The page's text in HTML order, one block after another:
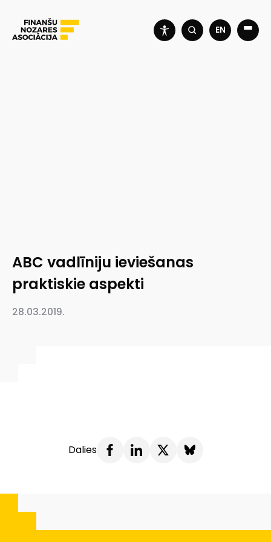
EN
ABC vadlīniju ieviešanas
praktiskie aspekti
28.03.2019.
Dalies